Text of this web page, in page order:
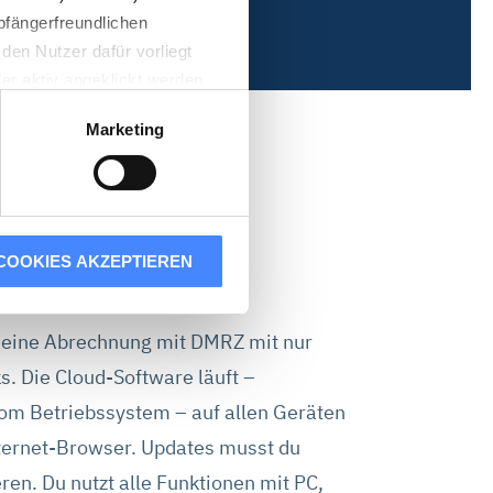
Nutzer dafür vorliegt
der Usercentrics A/S,
eines Cookies technisch
Werbung auch auf anderen
verknüpfen und zur
Cookies oder
dar, die derzeit von
Marketing
AKZEPTIEREN
DMRZ
der Cloud!
Abrechnung mit DMRZ mit nur
Die Cloud-Software läuft –
Betriebssystem – auf allen Geräten
Browser. Updates musst du
Du nutzt alle Funktionen mit PC,